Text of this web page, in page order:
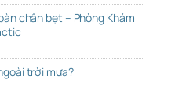
chân bẹt – Phòng Khám
trời mưa?